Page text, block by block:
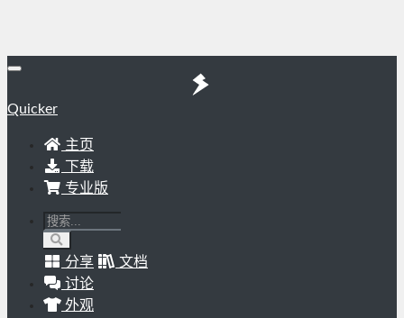
Quicker
主页
下载
专业版
分享
文档
讨论
外观